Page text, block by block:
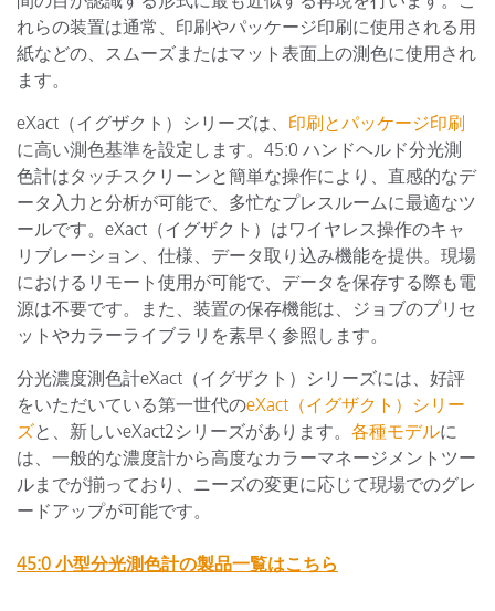
れらの装置は通常、印刷やパッケージ印刷に使用される用
紙などの、スムーズまたはマット表面上の測色に使用され
ます。
eXact（イグザクト）シリーズは、 印刷とパッケージ印刷
に高い測色基準を設定します。45:0 ハンドヘルド分光測
色計はタッチスクリーンと簡単な操作により、直感的なデ
ータ入力と分析が可能で、多忙なプレスルームに最適なツ
ールです。eXact（イグザクト）はワイヤレス操作のキャ
リブレーション、仕様、データ取り込み機能を提供。現場
におけるリモート使用が可能で、データを保存する際も電
源は不要です。また、装置の保存機能は、ジョブのプリセ
ットやカラーライブラリを素早く参照します。
分光濃度測色計eXact（イグザクト）シリーズには、好評
をいただいている第一世代のeXact（イグザクト）シリー
ズと、新しいeXact2シリーズがあります。 各種モデルに
は、一般的な濃度計から高度なカラーマネージメントツー
ルまでが揃っており、ニーズの変更に応じて現場でのグレ
ードアップが可能です。
45:0 小型分光測色計の製品一覧はこちら